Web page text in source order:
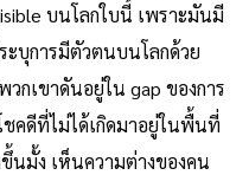
บนโลกใบนี้ เพราะมันมี
ะบุการมีตัวตนบนโลกด้วย
กเขาดันอยู่ใน gap ของการ
ชคดีที่ไม่ได้เกิดมาอยู่ในพื้นที่
นมั้ง เห็นความต่างของคน